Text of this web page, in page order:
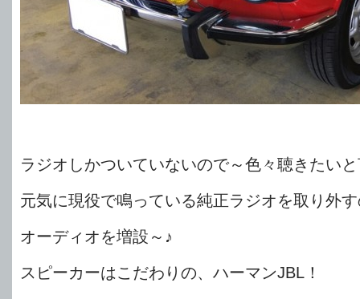
ラジオしかついていないので～色々聴きたい
元気に現役で鳴っている純正ラジオを取り外
オーディオを増設～♪
スピーカーはこだわりの、ハーマンJBL！